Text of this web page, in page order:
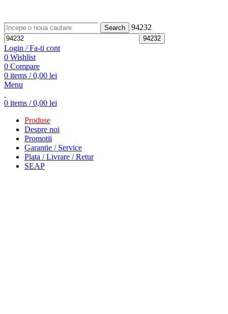
Search 94232
Login / Fa-ti cont
0 Wishlist
0 Compare
0 items / 0,00 lei
Menu
0 items / 0,00 lei
Produse
Despre noi
Promotii
Garantie / Service
Plata / Livrare / Retur
SEAP